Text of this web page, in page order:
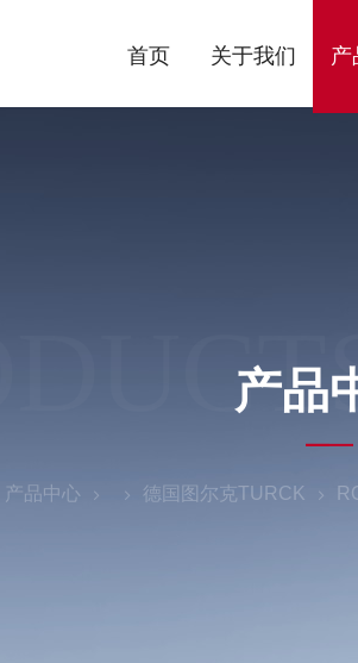
首页 关于我们 产
产品
产品中心 德国图尔克TURCK